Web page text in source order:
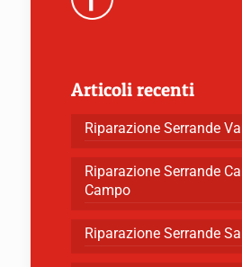
Articoli recenti
Riparazione Serrande
Riparazione Serrande
Campo
Riparazione Serrande